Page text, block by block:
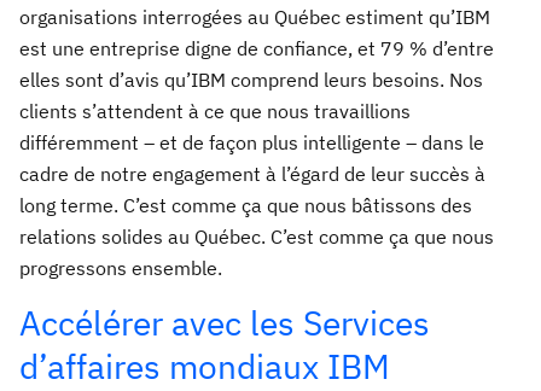
organisations interrogées au Québec estiment qu’IBM
est une entreprise digne de confiance, et 79 % d’entre
elles sont d’avis qu’IBM comprend leurs besoins. Nos
clients s’attendent à ce que nous travaillions
différemment – et de façon plus intelligente – dans le
cadre de notre engagement à l’égard de leur succès à
long terme. C’est comme ça que nous bâtissons des
relations solides au Québec. C’est comme ça que nous
progressons ensemble.
Accélérer avec les Services
d’affaires mondiaux IBM